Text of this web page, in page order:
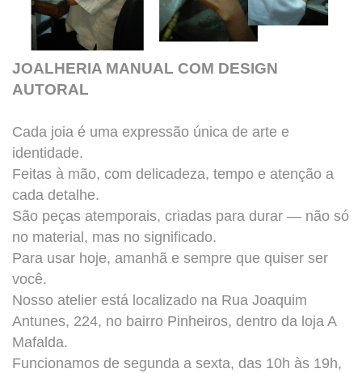
JOALHERIA MANUAL COM DESIGN
AUTORAL
Cada joia é uma expressão única de arte e
identidade.
Feitas à mão, com delicadeza, tempo e atenção a
cada detalhe.
São peças atemporais, criadas para durar — não só
no material, mas no significado.
Para usar hoje, amanhã e sempre que quiser ser
você.
Nosso atelier está localizado na Rua Joaquim
Antunes, 224, no bairro Pinheiros, dentro da loja A
Mafalda.
Funcionamos de segunda a sexta, das 10h às 19h,